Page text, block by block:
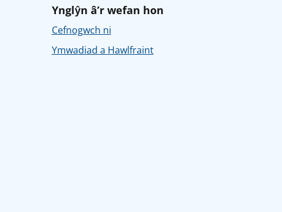
Ynglŷn â’r wefan hon
Cefnogwch ni
Ymwadiad a Hawlfraint